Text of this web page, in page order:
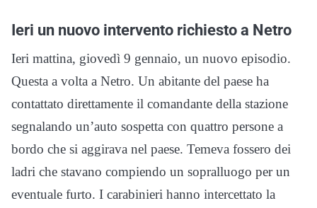
Ieri un nuovo intervento richiesto a Netro
Ieri mattina, giovedì 9 gennaio, un nuovo episodio.
Questa a volta a Netro. Un abitante del paese ha
contattato direttamente il comandante della stazione
segnalando un’auto sospetta con quattro persone a
bordo che si aggirava nel paese. Temeva fossero dei
ladri che stavano compiendo un sopralluogo per un
eventuale furto. I carabinieri hanno intercettato la